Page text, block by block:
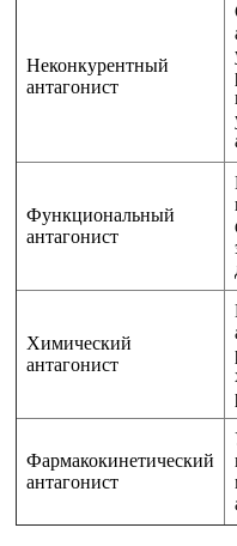
Неконкурентный
антагонист
Функциональный
антагонист
Химический
антагонист
Фармакокинетический
антагонист